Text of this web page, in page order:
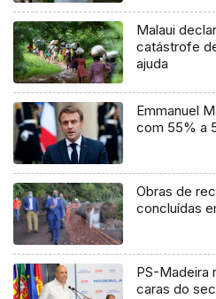
Malaui
catástrofe
ajuda
Emmanuel
com 55% a
Obras de
concluídas
PS-Madeira
caras do